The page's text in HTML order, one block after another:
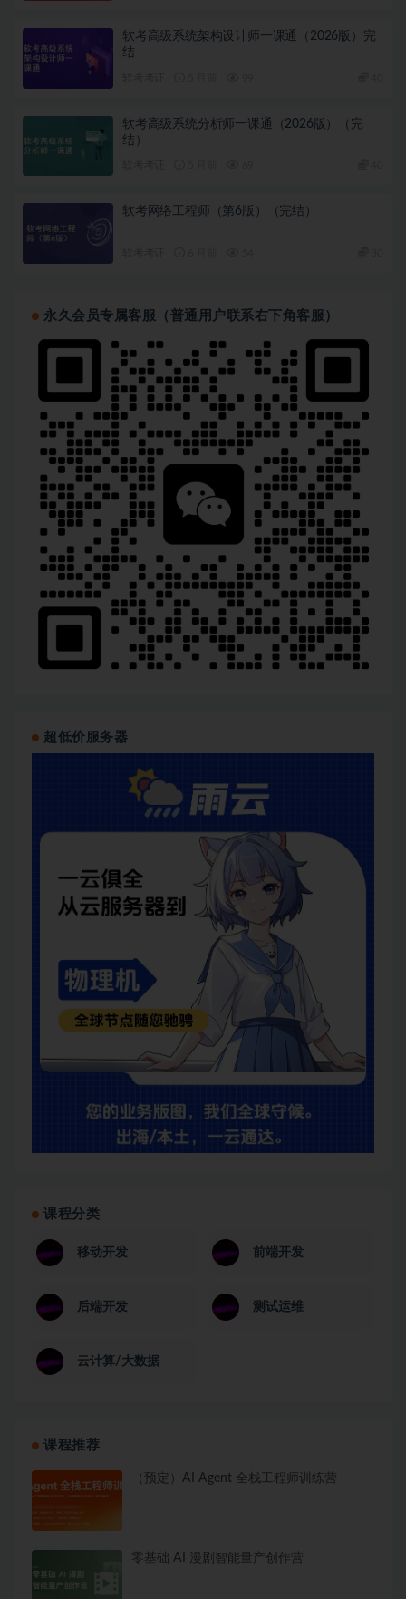
软考高级系统架构设计师一课通（2026版）完
结
软考高级系统分析师一课通（2026版）（完
结）
软考网络工程师（第6版）（完结）
永久会员专属客服（普通用户联系右下角客服）
超低价服务器
课程分类
移动开发 前端开发
后端开发 测试运维
云计算/大数据
课程推荐
（预定）AI Agent 全栈工程师训练营
零基础 AI 漫剧智能量产创作营